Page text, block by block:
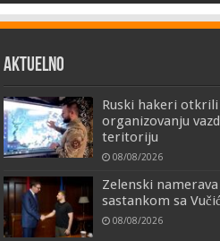
AKTUELNO
Ruski hakeri otkrili
organizovanju
teritoriju
08/08/2026
Zelenski
sastankom sa
08/08/2026